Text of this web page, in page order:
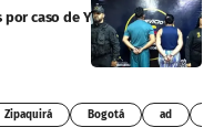
caso de Yulixa Toloza y
Zipaquirá Bogotá ad